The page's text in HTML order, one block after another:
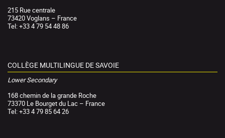
215 Rue centrale
73420 Voglans – France
Tel: +33 4 79 54 48 86
COLLÈGE MULTILINGUE DE SAVOIE
Lower Secondary
168 chemin de la grande Roche
73370 Le Bourget du Lac – France
Tel: +33 4 79 85 64 26